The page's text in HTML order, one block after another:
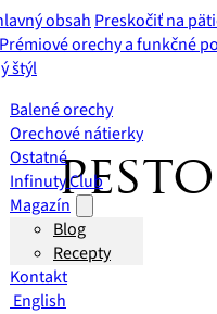
obsah Preskočiť na
Balené orechy
Orechové nátierky
Ostatné
Infinuty Club
Magazín
Blog
Recepty
Kontakt
English
pesto